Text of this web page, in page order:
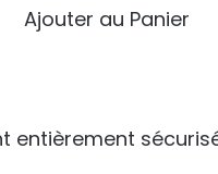
prix
40,00€.
prix
Ajouter au Panier
entièrement